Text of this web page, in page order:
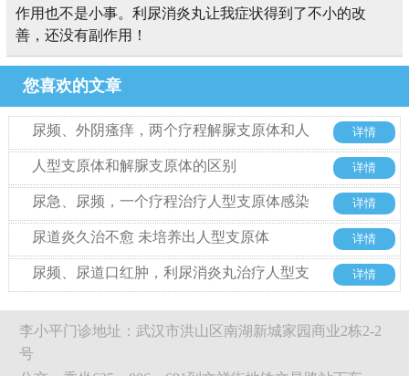
作用也不是小事。利尿消炎丸让我症状得到了不小的改
善，还没有副作用！
您喜欢的文章
尿频、外阴瘙痒，两个疗程解脲支原体和人
型支原体转阴
详情
人型支原体和解脲支原体的区别 详情
尿急、尿频，一个疗程治疗人型支原体感染 详情
尿道炎久治不愈 未培养出人型支原体 详情
尿频、尿道口红肿，利尿消炎丸治疗人型支
详情
李小平门诊地址：武汉市洪山区南湖新城家园商业2栋2-2
号